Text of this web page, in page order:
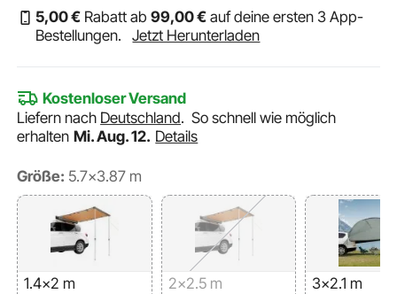
5,00€ Rabatt ab99,00€ auf deine ersten 3 App-
Bestellungen.
Jetzt Herunterladen
Kostenloser Versand
Liefern nach Deutschland.So schnell wie möglich
erhalten Mi. Aug. 12. Details
Größe: 5.7x3.87 m
1.4x2 m 2x2.5 m 3x2.1 m